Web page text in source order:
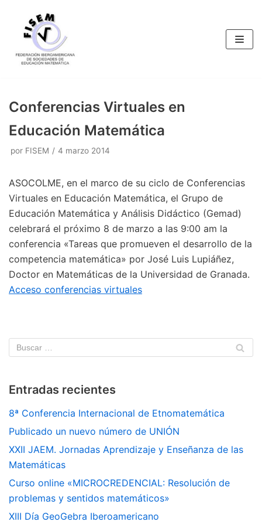
Saltar
contenido
Conferencias Virtuales en
Educación Matemática
por FISEM 4 marzo 2014
ASOCOLME, en el marco de su ciclo de Conferencias
Virtuales en Educación Matemática, el Grupo de
Educación Matemática y Análisis Didáctico (Gemad)
celebrará el próximo 8 de marzo a las 9:00 am la
conferencia «Tareas que promueven el desarrollo de la
competencia matemática» por José Luis Lupiáñez,
Doctor en Matemáticas de la Universidad de Granada.
Acceso conferencias virtuales
Entradas recientes
8ª Conferencia Internacional de Etnomatemática
Publicado un nuevo número de UNIÓN
XXII JAEM. Jornadas Aprendizaje y Enseñanza de las
Matemáticas
Curso online «MICROCREDENCIAL: Resolución de
problemas y sentidos matemáticos»
XIII Día GeoGebra Iberoamericano